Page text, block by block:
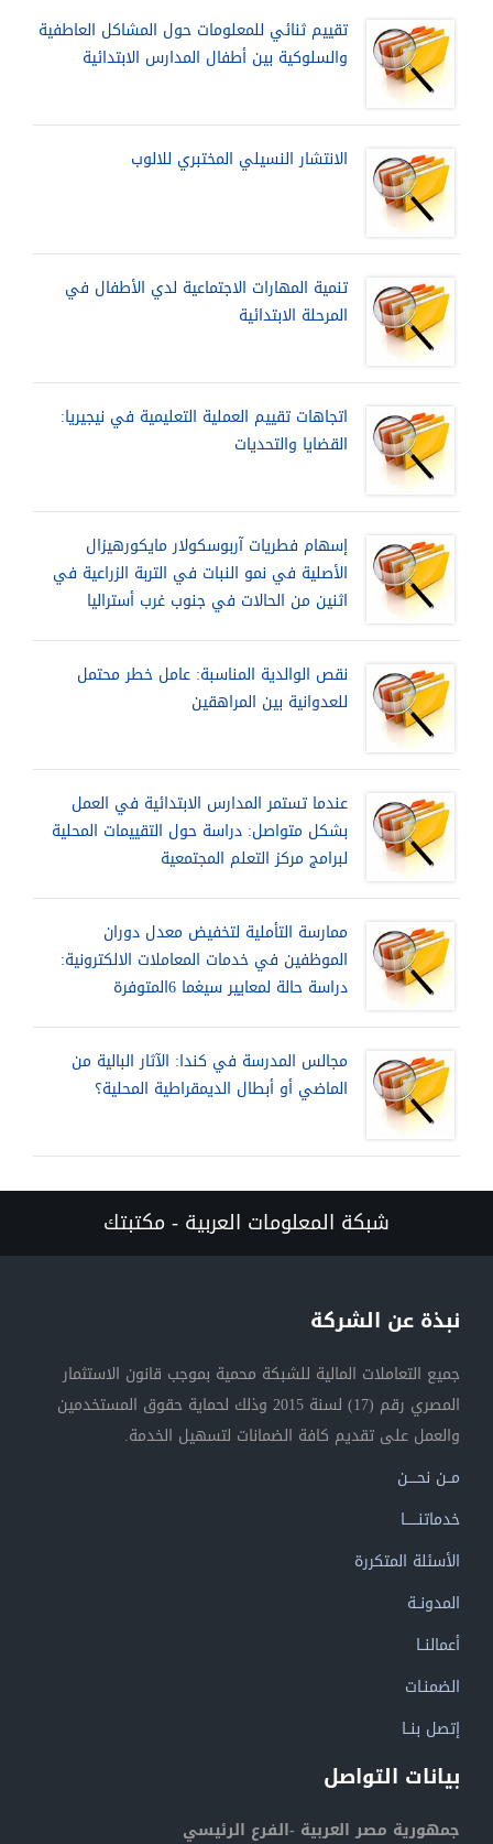
تقييم ثنائي للمعلومات حول المشاكل العاطفية
والسلوكية بين أطفال المدارس الابتدائية
الانتشار النسيلي المختبري للالوب
تنمية المهارات الاجتماعية لدي الأطفال في
المرحلة الابتدائية
اتجاهات تقييم العملية التعليمية في نيجيريا:
القضايا والتحديات
إسهام فطريات آربوسكولار مايكورهيزال
الأصلية في نمو النبات في التربة الزراعية في
اثنين من الحالات في جنوب غرب أستراليا
نقص الوالدية المناسبة: عامل خطر محتمل
للعدوانية بين المراهقين
عندما تستمر المدارس الابتدائية في العمل
بشكل متواصل: دراسة حول التقييمات المحلية
لبرامج مركز التعلم المجتمعية
ممارسة التأملية لتخفيض معدل دوران
الموظفين في خدمات المعاملات الالكترونية:
دراسة حالة لمعايير سيغما 6المتوفرة
مجالس المدرسة في كندا: الآثار البالية من
الماضي أو أبطال الديمقراطية المحلية؟
شبكة المعلومات العربية - مكتبتك
نبذة عن الشركة
جميع التعاملات المالية للشبكة محمية بموجب قانون الاستثمار
المصري رقم (17) لسنة 2015 وذلك لحماية حقوق المستخدمين
والعمل على تقديم كافة الضمانات لتسهيل الخدمة.
مــن نحــــن
خدماتنــــــا
الأسئلة المتكررة
المدونــة
أعمالنــا
الضمنـات
إتصل بنــا
بيانات التواصل
جمهورية مصر العربية -الفرع الرئيسي